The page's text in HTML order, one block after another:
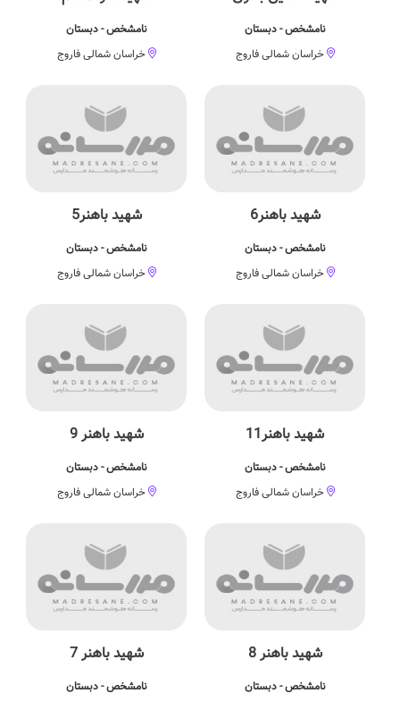
نامشخص - دبستان
خراسان شمالی فاروج
نامشخص - دبستان
خراسان شمالی فاروج
شهید باهنر6
نامشخص - دبستان
خراسان شمالی فاروج
شهید باهنر5
نامشخص - دبستان
خراسان شمالی فاروج
شهید باهنر11
نامشخص - دبستان
خراسان شمالی فاروج
شهید باهنر 9
نامشخص - دبستان
خراسان شمالی فاروج
شهید باهنر 8
نامشخص - دبستان
شهید باهنر 7
نامشخص - دبستان